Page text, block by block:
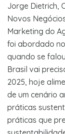
Jorge Dietrich,
Novos
Marketing do
foi abordado no
quando se
Brasil vai
2025, hoje
de um cenário
práticas
práticas que